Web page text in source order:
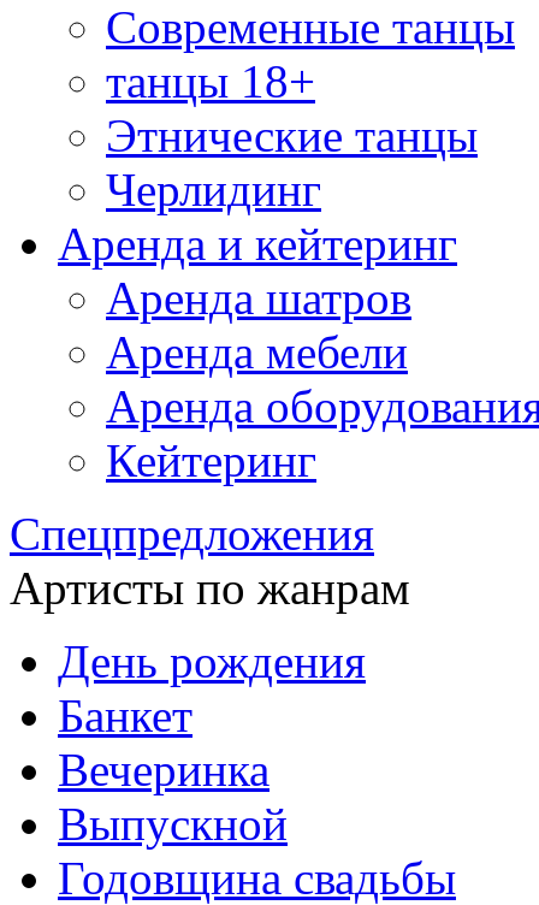
Современные танцы
танцы 18+
Этнические танцы
Черлидинг
Аренда и кейтеринг
Аренда шатров
Аренда мебели
Аренда
Кейтеринг
Спецпредложения
Артисты по жанрам
День рождения
Банкет
Вечеринка
Выпускной
Годовщина свадьбы